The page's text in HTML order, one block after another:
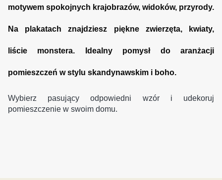
motywem spokojnych krajobrazów, widoków, przyrody.
Na plakatachznajdziesz piękne zwierzęta, kwiaty,
liście monstera. Idealny pomysł do aranżacji
pomieszczeń w stylu skandynawskim i boho.
Wybierz pasujący odpowiedni wzór i udekoruj
pomieszczenie w swoim domu.